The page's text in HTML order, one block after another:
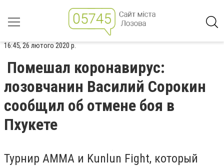
16:45, 26 лютого 2020 р.
Помешал коронавирус:
лозовчанин Василий Сорокин
сообщил об отмене боя в
Пхукете
Турнир АММА и Kunlun Fight, который